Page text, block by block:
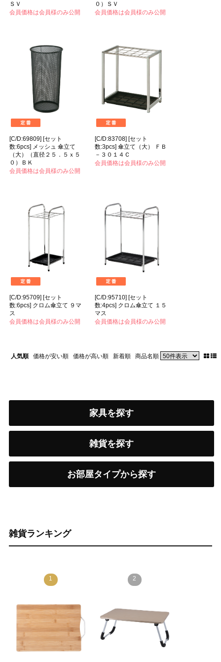
ＳＶ
会員価格は会員様のみ公開
０）ＳＶ
会員価格は会員様のみ公開
[C/D:69809] [セット
数:6pcs] メッシュ 傘立て
（大）（直径２５．５ｘ５
０）ＢＫ
会員価格は会員様のみ公開
[C/D:83708] [セット
数:3pcs] 傘立て（大） ＦＢ
－３０１４Ｃ
会員価格は会員様のみ公開
[C/D:95709] [セット
数:6pcs] クロム傘立て ９マ
ス
会員価格は会員様のみ公開
[C/D:95710] [セット
数:4pcs] クロム傘立て １５
マス
会員価格は会員様のみ公開
人気順 価格が安い順 価格が高い順 新着順 商品名順
家具を探す
雑貨を探す
お部屋タイプから探す
雑貨ランキング
1 2